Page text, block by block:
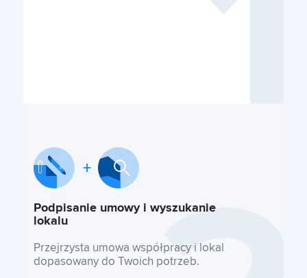
Podpisanie umowy i wyszukanie
lokalu
Przejrzysta umowa współpracy i lokal
dopasowany do Twoich potrzeb.